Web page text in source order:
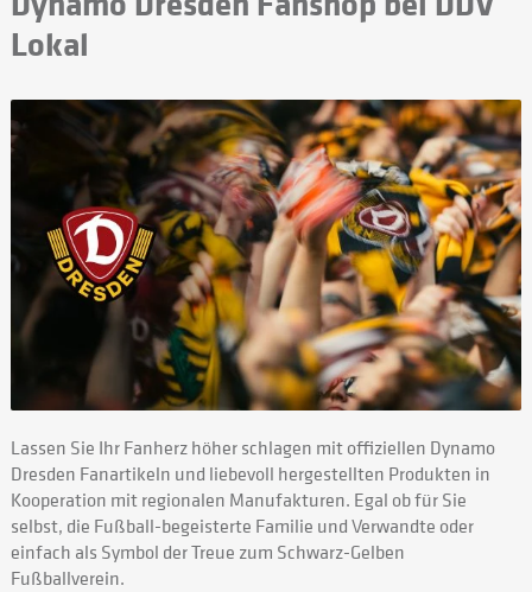
Lokal
Lassen Sie Ihr Fanherz höher schlagen mit offiziellen Dynamo
Dresden Fanartikeln und liebevoll hergestellten Produkten in
Kooperation mit regionalen Manufakturen. Egal ob für Sie
selbst, die Fußball-begeisterte Familie und Verwandte oder
einfach als Symbol der Treue zum Schwarz-Gelben
Fußballverein.